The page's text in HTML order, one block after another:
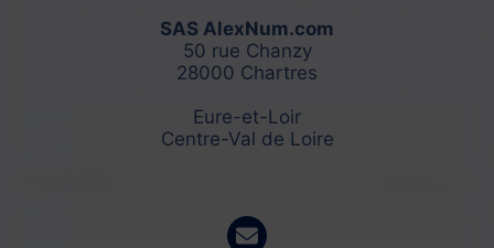
SAS AlexNum.com
50 rue Chanzy
28000 Chartres
Eure-et-Loir
Centre-Val de Loire